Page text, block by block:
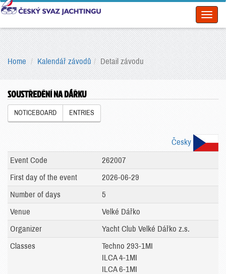
Home Kalendář závodů Detail závodu
SOUSTŘEDĚNÍ NA DÁŘKU
NOTICEBOARD ENTRIES
Česky
Event Code
262007
First day of the event
2026-06-29
Number of days
5
Venue
Velké Dářko
Organizer
Yacht Club Velké Dářko z.s.
Classes
Techno 293-1MI
ILCA 4-1MI
ILCA 6-1MI